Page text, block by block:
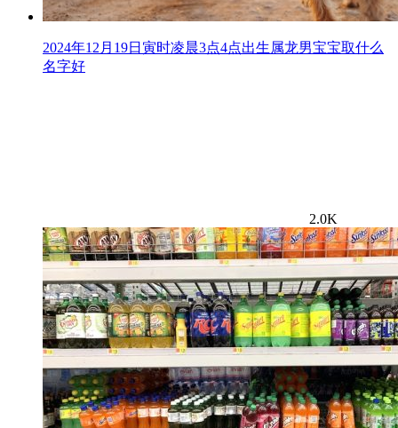
2024年12月19日寅时凌晨3点4点出生属龙男宝宝取什么
名字好
2.0K